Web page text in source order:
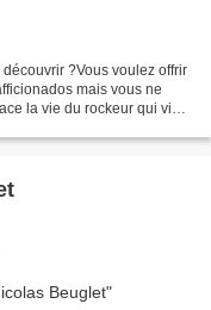
?Vous voulez offrir
mais vous ne
la vie du rockeur qui vient